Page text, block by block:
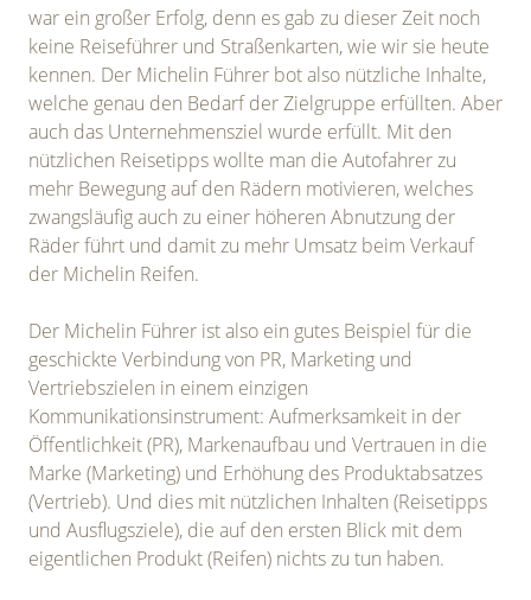
war ein großer Erfolg, denn es gab zu dieser Zeit noch
keine Reiseführer und Straßenkarten, wie wir sie heute
kennen. Der Michelin Führer bot also nützliche Inhalte,
welche genau den Bedarf der Zielgruppe erfüllten. Aber
auch das Unternehmensziel wurde erfüllt. Mit den
nützlichen Reisetipps wollte man die Autofahrer zu
mehr Bewegung auf den Rädern motivieren, welches
zwangsläufig auch zu einer höheren Abnutzung der
Räder führt und damit zu mehr Umsatz beim Verkauf
der Michelin Reifen.
Der Michelin Führer ist also ein gutes Beispiel für die
geschickte Verbindung von PR, Marketing und
Vertriebszielen in einem einzigen
Kommunikationsinstrument: Aufmerksamkeit in der
Öffentlichkeit (PR), Markenaufbau und Vertrauen in die
Marke (Marketing) und Erhöhung des Produktabsatzes
(Vertrieb). Und dies mit nützlichen Inhalten (Reisetipps
und Ausflugsziele), die auf den ersten Blick mit dem
eigentlichen Produkt (Reifen) nichts zu tun haben.